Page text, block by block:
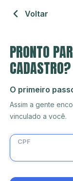
Voltar
PRONTO
CADASTRO?
O primeiro
Assim a gente
vinculado a você.
CPF